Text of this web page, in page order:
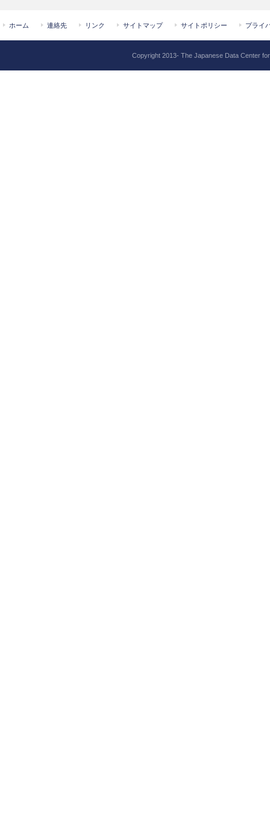
ホーム 連絡先 リンク サイトマップ サイトポリシー プライ
Copyright 2013- The Japanese Data Center